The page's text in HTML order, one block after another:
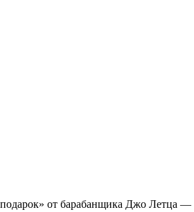
от барабанщика Джо Летца